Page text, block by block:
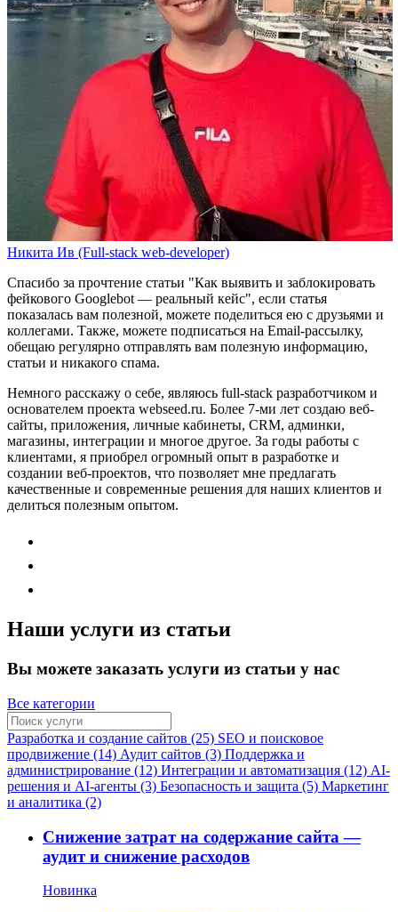
Никита Ив (Full-stack web-developer)
Спасибо за прочтение статьи "Как выявить и заблокировать
фейкового Googlebot — реальный кейс", если статья
показалась вам полезной, можете поделиться ею с друзьями и
коллегами. Также, можете подписаться на Email-рассылку,
обещаю регулярно отправлять вам полезную информацию,
статьи и никакого спама.
Немного расскажу о себе, являюсь full-stack разработчиком и
основателем проекта webseed.ru. Более 7-ми лет создаю веб-
сайты, приложения, личные кабинеты, CRM, админки,
магазины, интеграции и многое другое. За годы работы с
клиентами, я приобрел огромный опыт в разработке и
создании веб-проектов, что позволяет мне предлагать
качественные и современные решения для наших клиентов и
делиться полезным опытом.
Наши услуги из статьи
Вы можете заказать услуги из статьи у нас
Все категории
Разработка и создание сайтов (25) SEO и поисковое
продвижение (14) Аудит сайтов (3) Поддержка и
администрирование (12) Интеграции и автоматизация (12) AI-
решения и AI-агенты (3) Безопасность и защита (5) Маркетинг
и аналитика (2)
Снижение затрат на содержание сайта —
аудит и снижение расходов
Новинка